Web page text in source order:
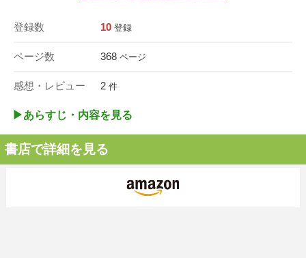
登録数 10 登録
ページ数 368 ページ
感想・レビュー 2 件
▶︎あらすじ・内容を見る
書店で詳細を見る